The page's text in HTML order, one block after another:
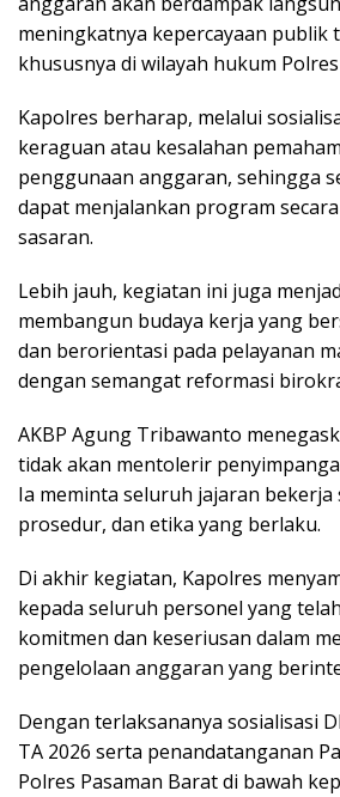
meningkatnya kepercayaan publik
khususnya di wilayah hukum
Kapolres berharap, melalui
keraguan atau kesalahan
penggunaan anggaran, sehingga
dapat menjalankan program
sasaran.
Lebih jauh, kegiatan ini juga
membangun budaya kerja yang
dan berorientasi pada pelayanan
dengan semangat reformasi
AKBP Agung Tribawanto
tidak akan mentolerir
Ia meminta seluruh jajaran bekerja
prosedur, dan etika yang berlaku.
Di akhir kegiatan, Kapolres
kepada seluruh personel yang
komitmen dan keseriusan dalam
pengelolaan anggaran yang
Dengan terlaksananya sosialisasi
TA 2026 serta penandatanganan
Polres Pasaman Barat di bawah